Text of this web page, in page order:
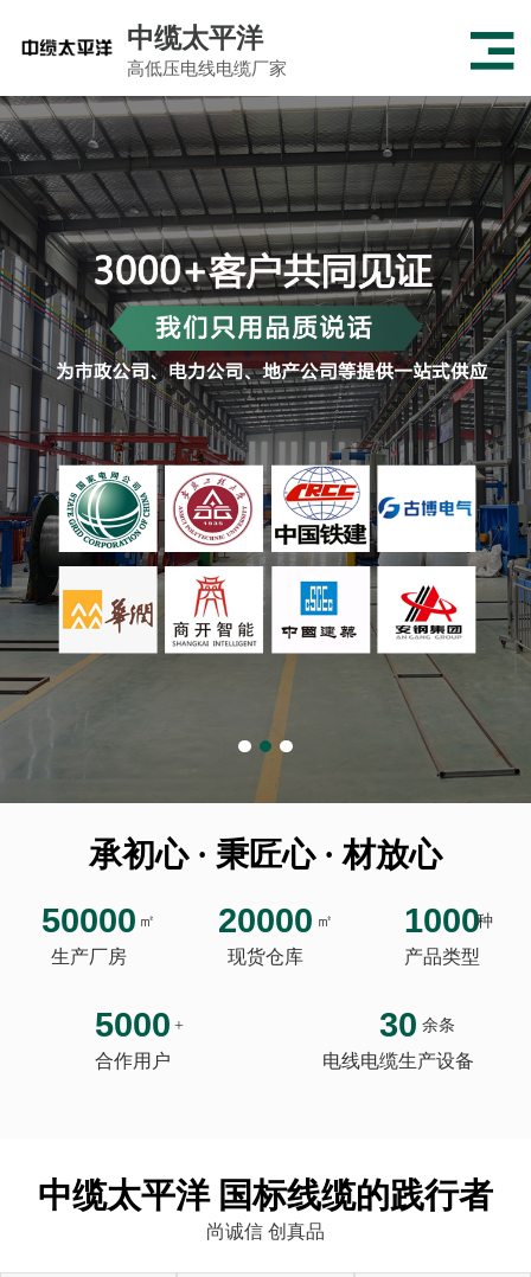
中缆太平洋
高低压电线电缆厂家
承初心 · 秉匠心 · 材放心
50000 ㎡
生产厂房
20000 ㎡
现货仓库
1000种
产品类型
5000 +
合作用户
30 余条
电线电缆生产设备
中缆太平洋 国标线缆的践行者
尚诚信 创真品